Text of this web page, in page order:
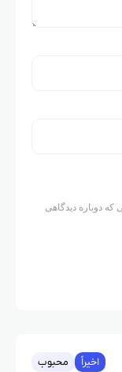
که دوباره دیدگاهی
اخیراً محبوب